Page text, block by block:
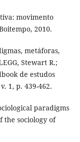
movimento
2010.
metáforas,
Stewart R.;
de estudos
1, p. 439-462.
paradigms
the sociology of